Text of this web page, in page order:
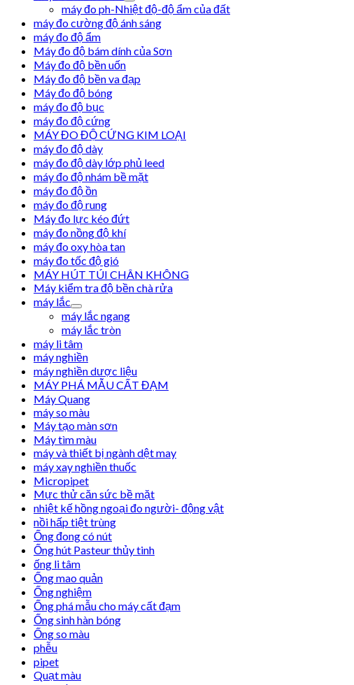
máy đo ph-Nhiệt độ-độ ẩm của đất
máy đo cường độ ánh sáng
máy đo độ ẩm
Máy đo độ bám dính của Sơn
Máy đo độ bền uốn
Máy đo độ bền va đạp
Máy đo độ bóng
máy đo độ bục
máy đo độ cứng
MÁY ĐO ĐỘ CỨNG KIM LOẠI
máy đo độ dày
máy đo độ dày lớp phủ leed
máy đo độ nhám bề mặt
máy đo độ ồn
máy đo độ rung
Máy đo lực kéo đứt
máy đo nồng độ khí
máy đo oxy hòa tan
máy đo tốc độ gió
MÁY HÚT TÚI CHÂN KHÔNG
Máy kiểm tra độ bền chà rửa
máy lắc
máy lắc ngang
máy lắc tròn
máy li tâm
máy nghiền
máy nghiền dược liệu
MÁY PHÁ MẪU CẤT ĐẠM
Máy Quang
máy so màu
Máy tạo màn sơn
Máy tìm màu
máy và thiết bị ngành dệt may
máy xay nghiền thuốc
Micropipet
Mực thử căn sức bề mặt
nhiệt kế hồng ngoại đo người- động vật
nồi hấp tiệt trùng
Ống đong có nút
Ống hút Pasteur thủy tinh
ống li tâm
Ống mao quản
Ống nghiệm
Ống phá mẫu cho máy cất đạm
Ống sinh hàn bóng
Ống so màu
phễu
pipet
Quạt màu